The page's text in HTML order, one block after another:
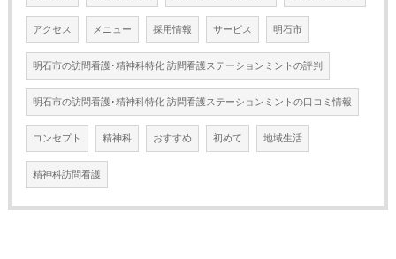
アクセス メニュー 採用情報 サービス 明石市
明石市の訪問看護･精神科特化 訪問看護ステーションミントの評判
明石市の訪問看護･精神科特化 訪問看護ステーションミントの口コミ情報
コンセプト 精神科 おすすめ 初めて 地域生活
精神科訪問看護